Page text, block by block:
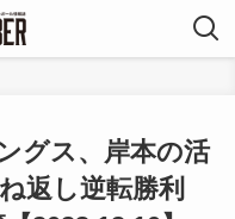
グス、岸本の活
返し逆転勝利